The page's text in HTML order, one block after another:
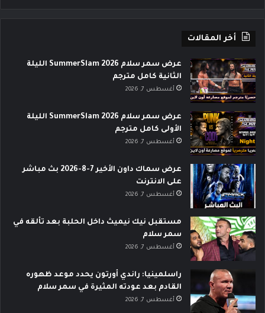
أخر المقالات
عرض سمر سلام SummerSlam 2026 الليلة
الثانية كامل مترجم
أغسطس 7, 2026
عرض سمر سلام SummerSlam 2026 الليلة
الأولى كامل مترجم
أغسطس 7, 2026
عرض سماك داون الأخير 7-8-2026 بث مباشر
على الانترنت
أغسطس 7, 2026
مستقبل نيك نيميث داخل الحلبة بعد تألقه في
سمر سلام
أغسطس 7, 2026
راسلمينيا: راندي أورتون يحدد موعد ظهوره
القادم بعد عودته المثيرة في سمر سلام
أغسطس 7, 2026